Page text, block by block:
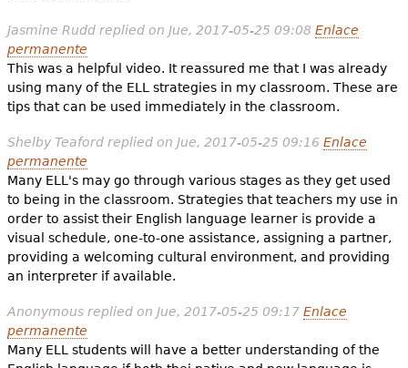
Jasmine Ruddreplied on Jue, 2017-05-25 09:08 Enlace
permanente
This was a helpful video. It reassured me that I was already
using many of the ELL strategies in my classroom. These are
tips that can be used immediately in the classroom.
Shelby Teafordreplied on Jue, 2017-05-25 09:16 Enlace
permanente
Many ELL's may go through various stages as they get used
to being in the classroom. Strategies that teachers my use in
order to assist their English language learner is provide a
visual schedule, one-to-one assistance, assigning a partner,
providing a welcoming cultural environment, and providing
an interpreter if available.
Anonymousreplied on Jue, 2017-05-25 09:17 Enlace
permanente
Many ELL students will have a better understanding of the